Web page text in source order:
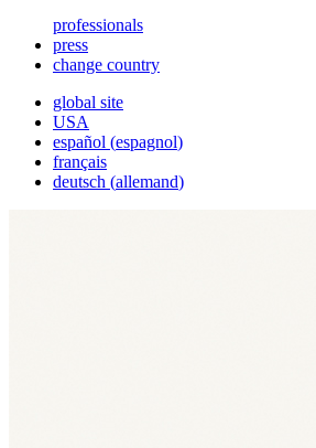
professionals
press
change country
global site
USA
español (espagnol)
français
deutsch (allemand)